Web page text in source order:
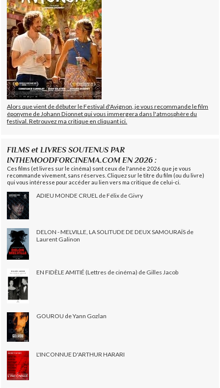
Alors que vient de débuter le Festival d'Avignon, je vous recommande le film
éponyme de Johann Dionnet qui vous immergera dans l'atmosphère du
festival. Retrouvez ma critique en cliquant ici.
FILMS et LIVRES SOUTENUS PAR
INTHEMOODFORCINEMA.COM EN 2026 :
Ces films (et livres sur le cinéma) sont ceux de l'année 2026 que je vous
recommande vivement, sans réserves. Cliquez sur le titre du film (ou du livre)
qui vous intéresse pour accéder au lien vers ma critique de celui-ci.
ADIEU MONDE CRUEL de Félix de Givry
DELON - MELVILLE, LA SOLITUDE DE DEUX SAMOURAÏS de
Laurent Galinon
EN FIDÈLE AMITIÉ (Lettres de cinéma) de Gilles Jacob
GOUROU de Yann Gozlan
L'INCONNUE D'ARTHUR HARARI